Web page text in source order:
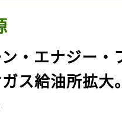
ン・エナジー・
ス給油所拡大